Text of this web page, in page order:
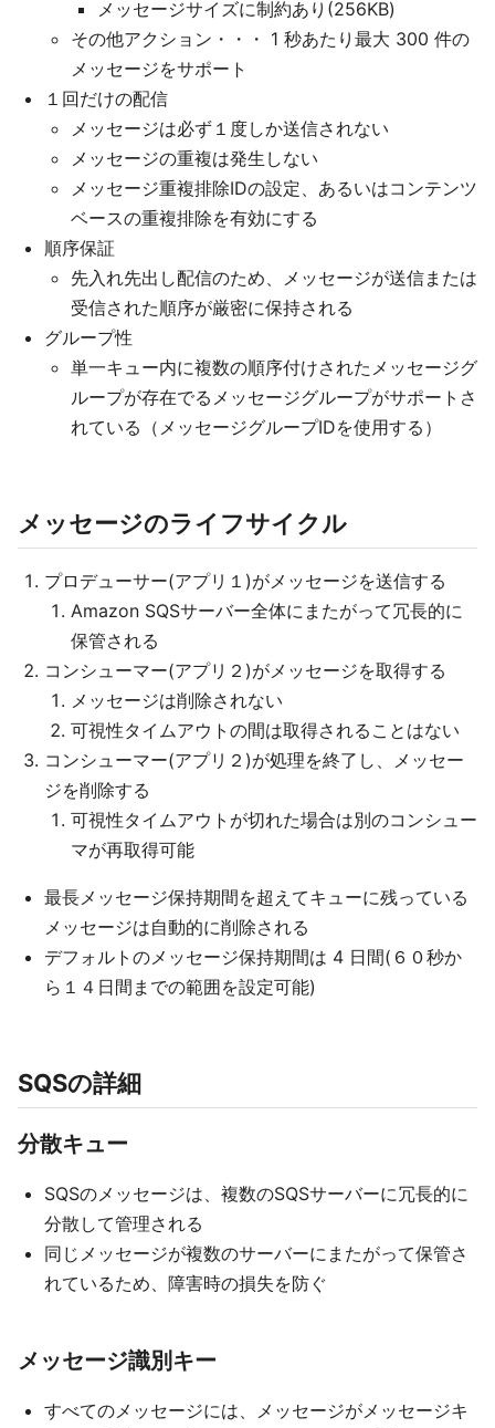
メッセージサイズに制約あり(256KB)
その他アクション・・・ 1 秒あたり最大 300 件の
メッセージをサポート
１回だけの配信
メッセージは必ず１度しか送信されない
メッセージの重複は発生しない
メッセージ重複排除IDの設定、あるいはコンテンツ
ベースの重複排除を有効にする
順序保証
先入れ先出し配信のため、メッセージが送信または
受信された順序が厳密に保持される
グループ性
単一キュー内に複数の順序付けされたメッセージグ
ループが存在でるメッセージグループがサポートさ
れている（メッセージグループIDを使用する）
メッセージのライフサイクル
プロデューサー(アプリ１)がメッセージを送信する
Amazon SQSサーバー全体にまたがって冗長的に
保管される
コンシューマー(アプリ２)がメッセージを取得する
メッセージは削除されない
可視性タイムアウトの間は取得されることはない
コンシューマー(アプリ２)が処理を終了し、メッセー
ジを削除する
可視性タイムアウトが切れた場合は別のコンシュー
マが再取得可能
最長メッセージ保持期間を超えてキューに残っている
メッセージは自動的に削除される
デフォルトのメッセージ保持期間は 4 日間(６０秒か
ら１４日間までの範囲を設定可能)
SQSの詳細
分散キュー
SQSのメッセージは、複数のSQSサーバーに冗長的に
分散して管理される
同じメッセージが複数のサーバーにまたがって保管さ
れているため、障害時の損失を防ぐ
メッセージ識別キー
すべてのメッセージには、メッセージがメッセージキ